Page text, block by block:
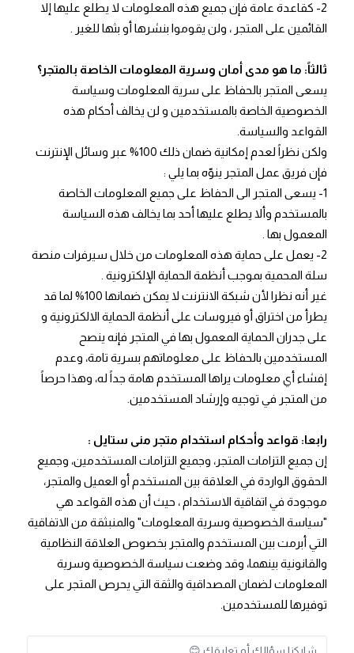
2- كقاعدة عامة فإن جميع هذه المعلومات لا يطلع عليها إلا
القائمين على المتجر ، ولن يقوموا بنشرها أو بثها للغير .
ثالثاً: ما هو مدى أمان وسرية المعلومات الخاصة بالمتجر؟
يسعى المتجر بالحفاظ على سرية المعلومات وسياسة
الخصوصية الخاصة بالمستخدمين و لن يخالف أحكام هذه
القواعد والسياسة.
ولكن نظراً لعدم إمكانية ضمان ذلك 100% عبر وسائل الإنترنت
فإن فريق عمل المتجر ينوّه بما يلي :
1- يسعى المتجر الى الحفاظ على جميع المعلومات الخاصة
بالمستخدم وألا يطلع عليها أحد بما يخالف هذه السياسة
المعمول بها .
2- يعمل على حماية هذه المعلومات من خلال سيرفرات منصة
سلة المحمية بموجب أنظمة الحماية الإلكترونية .
غير أنه نظرا لأن شبكة الانترنت لا يمكن ضمانها 100% لما قد
يطرأ من اختراق أو فيروسات على أنظمة الحماية الالكترونية و
على جدران الحماية المعمول بها في المتجر فإنه ينصح
المستخدمين بالحفاظ على معلوماتهم بسرية تامة، وعدم
إفشاء أي معلومات يراها المستخدم هامة جداً له، وهذا حرصاً
من المتجر في توجيه وإرشاد المستخدمين.
رابعا: قواعد وأحكام استخدام متجر منى ستايل :
إن جميع التزامات المتجر، وجميع التزامات المستخدمين، وجميع
الحقوق الواردة في العلاقة بين المستخدم أو العميل والمتجر،
موجودة في اتفاقية الاستخدام ، حيث أن هذه القواعد هي
"سياسة الخصوصية وسرية المعلومات" والمنبثقة من الاتفاقية
التي أبرمت بين المستخدم والمتجر بخصوص العلاقة النظامية
والقانونية بينهما، وقد وضعت سياسة الخصوصية وسرية
المعلومات لضمان المصداقية والثقة التي يحرص المتجر على
توفيرها للمستخدمين.